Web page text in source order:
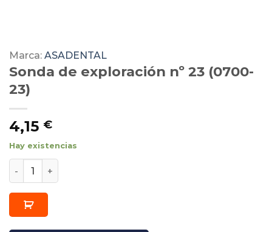
Marca: ASADENTAL
Sonda de exploración nº 23 (0700-
23)
4,15 €
Hay existencias
Sonda de exploración nº 23 (0700-23) cantidad